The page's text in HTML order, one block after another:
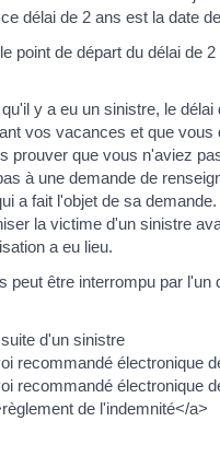
délai de 2 ans est la date
point de départ du délai de
y a eu un sinistre, le
vos vacances et que
prouver que vous n'aviez
à une demande de
a fait l'objet de sa
la victime d'un sinistre
a eu lieu.
peut être interrompu par
d'un sinistre
recommandé électronique
recommandé électronique
de l'indemnité</a>